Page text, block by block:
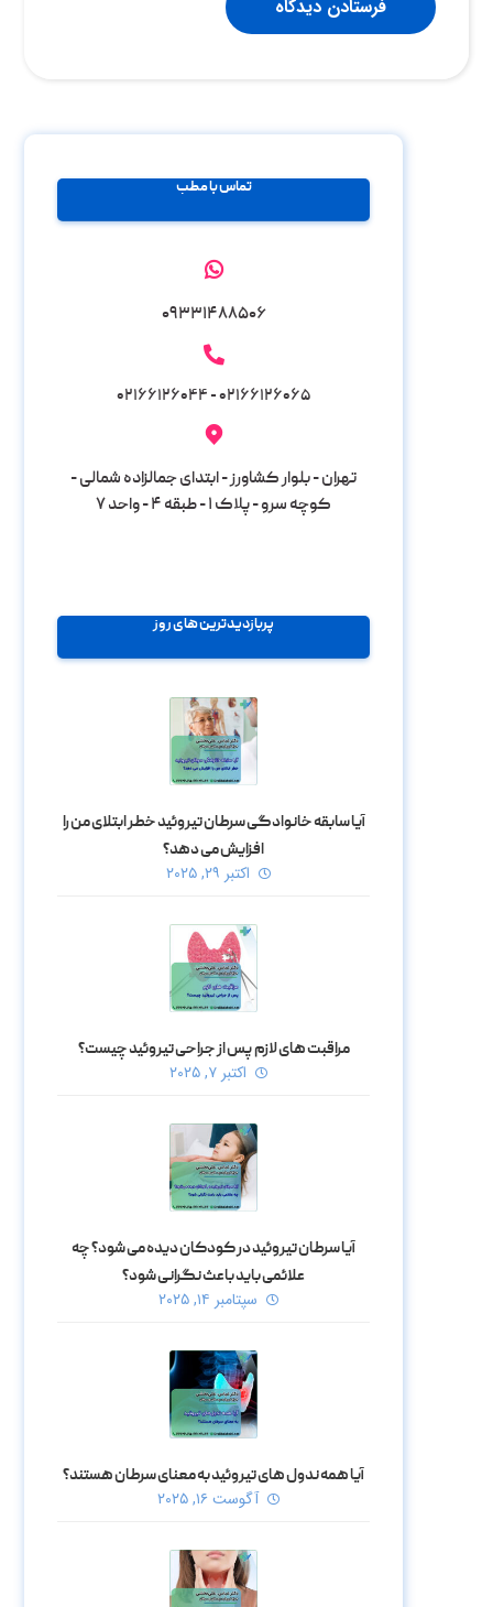
فرستادن دیدگاه
تماس با مطب
۰۹۳۳۱۴۸۸۵۰۶
۰۲۱۶۶۱۲۶۰۶۵ - ۰۲۱۶۶۱۲۶۰۴۴
تهران - بلوار کشاورز - ابتدای جمالزاده شمالی -
کوچه سرو - پلاک ۱ - طبقه ۴ - واحد ۷
پربازدیدترین های روز
آیا سابقه خانوادگی سرطان تیروئید خطر ابتلای من را
افزایش می‌ دهد؟
اکتبر ۲۹, ۲۰۲۵
مراقبت‌ های لازم پس از جراحی تیروئید چیست؟
اکتبر ۷, ۲۰۲۵
آیا سرطان تیروئید در کودکان دیده می‌ شود؟ چه
علائمی باید باعث نگرانی شود؟
سپتامبر ۱۴, ۲۰۲۵
آیا همه ندول‌ های تیروئید به معنای سرطان هستند؟
آگوست ۱۶, ۲۰۲۵